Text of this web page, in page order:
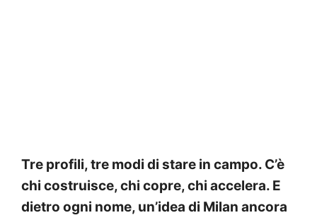
Tre profili, tre modi di stare in campo. C’è
chi costruisce, chi copre, chi accelera. E
dietro ogni nome, un’idea di Milan ancora